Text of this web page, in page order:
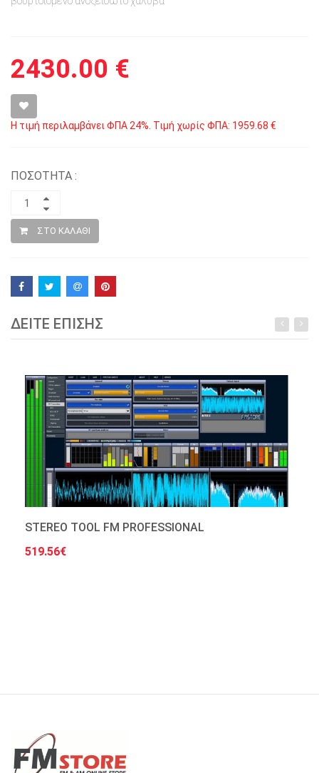
2430.00 €
Η τιμή περιλαμβάνει ΦΠΑ 24%. Τιμή χωρίς ΦΠΑ: 1959.68 €
ΠΟΣΟΤΗΤΑ :
ΣΤΟ ΚΑΛΑΘΙ
ΔΕΙΤΕ ΕΠΙΣΗΣ
STEREO TOOL FM PROFESSIONAL
519.56€